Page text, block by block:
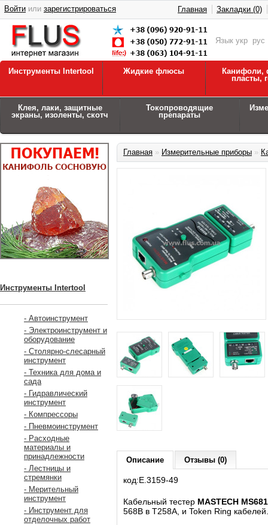
Язык укр рус
Войти или зарегистрироваться Главная Закладки (0)
Инструменты Intertool Жидкие флюсы
Канифоли,
пласты,
Клея, лаки, защитные
экраны, изоленты, скотч
Токопроводящие
препараты
Инструменты Intertool
- Автоинструмент
- Электроинструмент и
оборудование
- Столярно-слесарный
инструмент
- Техника для дома и
сада
- Гидравлический
инструмент
- Компрессоры
- Пневмоинструмент
- Расходные
материалы и
принадлежности
- Лестницы и
стремянки
- Мерительный
инструмент
- Инструмент для
отделочных работ
Главная » Измерительные приборы »
Описание Отзывы (0)
код:Е.3159-49
Кабельный тестер MASTECH
568B в T258A, и Token Ring